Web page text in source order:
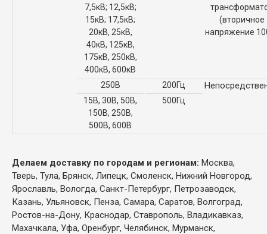
7,5кВ; 12,5кВ;
15кВ; 17,5кВ;
20кВ, 25кВ,
40кВ, 125кВ,
175кВ, 250кВ,
400кВ, 600кВ
(вторичное
напряжение
250В 200Гц
15В, 30В, 50В,
150В, 250В,
500В, 600В
500Гц
Делаем доставку по городам и регионам: Москва,
Тверь, Тула, Брянск, Липецк, Смоленск, Нижний Новгород,
Ярославль, Вологда, Санкт-Петербург, Петрозаводск,
Казань, Ульяновск, Пенза, Самара, Саратов, Волгоград,
Ростов-на-Дону, Краснодар, Ставрополь, Владикавказ,
Махачкала, Уфа, Оренбург, Челябинск, Мурманск,